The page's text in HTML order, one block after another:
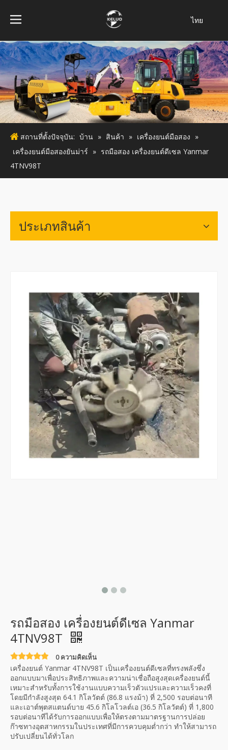
ไทย
Bahasa
indonesia
Türk dili
Italiano
Deutsch
Português
Español
Pусский
สถานที่ตั้งปัจจุบัน: บ้าน » สินค้า » เครื่องยนต์มือสอง »
เครื่องยนต์มือสองยันม่าร์ » รถมือสอง เครื่องยนต์ดีเซล Yanmar
4TNV98T
ประเภทสินค้า
รถมือสอง เครื่องยนต์ดีเซล Yanmar
4TNV98T
0 ความคิดเห็น
เครื่องยนต์ Yanmar 4TNV98T เป็นเครื่องยนต์ดีเซลที่ทรงพลังซึ่ง
ออกแบบมาเพื่อประสิทธิภาพและความน่าเชื่อถือสูงสุดเครื่องยนต์นี้
เหมาะสำหรับทั้งการใช้งานแบบความเร็วตัวแปรและความเร็วคงที่
โดยมีกำลังสูงสุด 64.1 กิโลวัตต์ (86.8 แรงม้า) ที่ 2,500 รอบต่อนาที
และเอาต์พุตสแตนด์บาย 45.6 กิโลโวลต์เอ (36.5 กิโลวัตต์) ที่ 1,800
รอบต่อนาทีได้รับการออกแบบเพื่อให้ตรงตามมาตรฐานการปล่อย
ก๊าซทางอุตสาหกรรมในประเทศที่มีการควบคุมต่ำกว่า ทำให้สามารถ
ปรับเปลี่ยนได้ทั่วโลก